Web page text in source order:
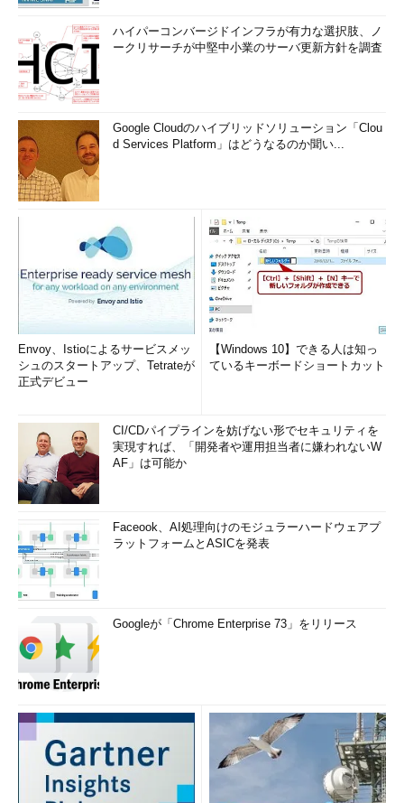
ハイパーコンバージドインフラが有力な選択肢、ノ
ークリサーチが中堅中小業のサーバ更新方針を調査
Google Cloudのハイブリッドソリューション「Clou
d Services Platform」はどうなるのか聞い...
Envoy、Istioによるサービスメッ
シュのスタートアップ、Tetrateが
正式デビュー
【Windows 10】できる人は知っ
ているキーボードショートカット
CI/CDパイプラインを妨げない形でセキュリティを
実現すれば、「開発者や運用担当者に嫌われないW
AF」は可能か
Faceook、AI処理向けのモジュラーハードウェアプ
ラットフォームとASICを発表
Googleが「Chrome Enterprise 73」をリリース